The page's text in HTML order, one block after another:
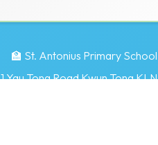
🏫 St. Antonius Primary School
1 Yau Tong Road Kwun Tong KLN